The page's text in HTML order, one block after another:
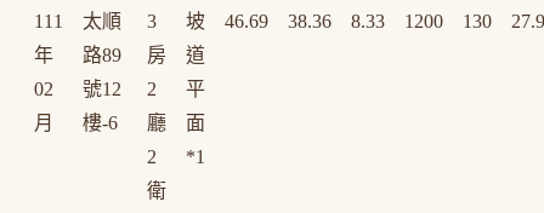
111
年
02
月
太順
路89
號12
樓-6
3
房
2
廳
2
衛
坡
道
平
面
*1
46.69 38.36 8.33 1200 130 27.9